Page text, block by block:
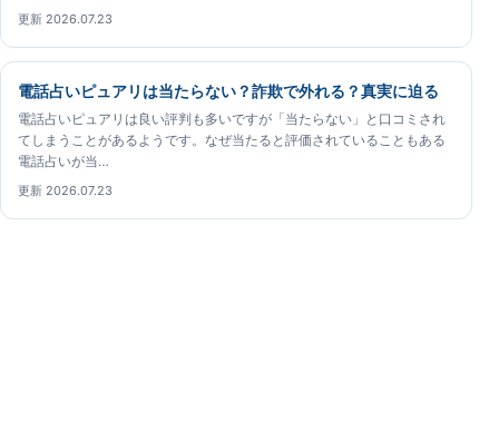
更新 2026.07.23
電話占いピュアリは当たらない？詐欺で外れる？真実に迫る
電話占いピュアリは良い評判も多いですが「当たらない」と口コミされ
てしまうことがあるようです。なぜ当たると評価されていることもある
電話占いが当…
更新 2026.07.23